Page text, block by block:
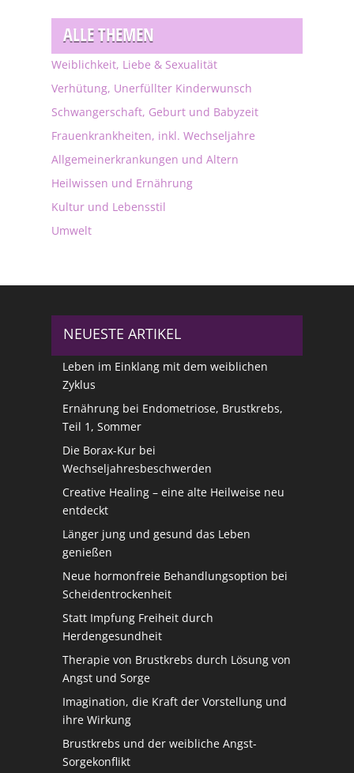
ALLE THEMEN
Weiblichkeit, Liebe & Sexualität
Verhütung, Unerfüllter Kinderwunsch
Schwangerschaft, Geburt und Babyzeit
Frauenkrankheiten, inkl. Wechseljahre
Allgemeinerkrankungen und Altern
Heilwissen und Ernährung
Kultur und Lebensstil
Umwelt
NEUESTE ARTIKEL
Leben im Einklang mit dem weiblichen
Zyklus
Ernährung bei Endometriose, Brustkrebs,
Teil 1, Sommer
Die Borax-Kur bei
Wechseljahresbeschwerden
Creative Healing – eine alte Heilweise neu
entdeckt
Länger jung und gesund das Leben
genießen
Neue hormonfreie Behandlungsoption bei
Scheidentrockenheit
Statt Impfung Freiheit durch
Herdengesundheit
Therapie von Brustkrebs durch Lösung von
Angst und Sorge
Imagination, die Kraft der Vorstellung und
ihre Wirkung
Brustkrebs und der weibliche Angst-
Sorgekonflikt